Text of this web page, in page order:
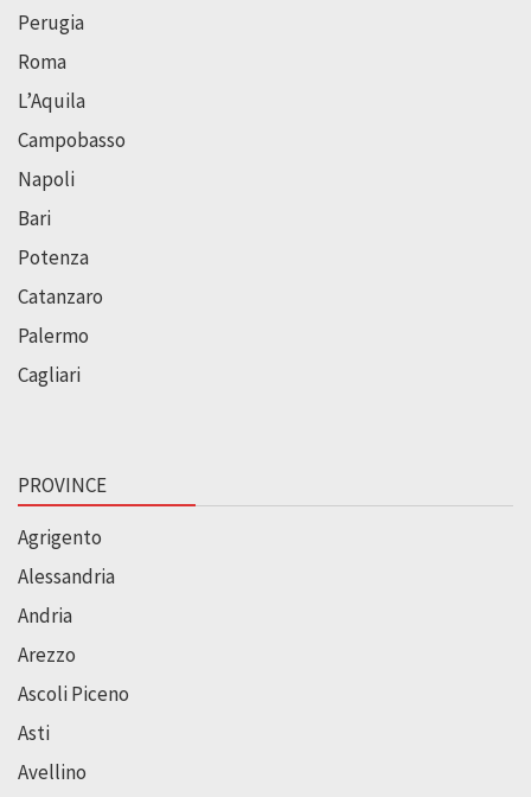
Perugia
Roma
L’Aquila
Campobasso
Napoli
Bari
Potenza
Catanzaro
Palermo
Cagliari
PROVINCE
Agrigento
Alessandria
Andria
Arezzo
Ascoli Piceno
Asti
Avellino